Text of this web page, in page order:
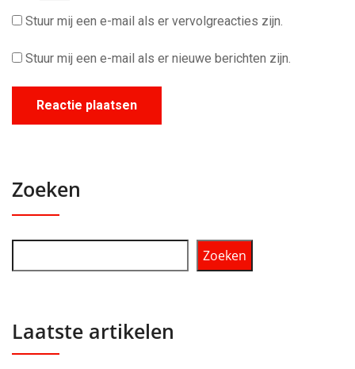
Stuur mij een e-mail als er vervolgreacties zijn.
Stuur mij een e-mail als er nieuwe berichten zijn.
Zoeken
Zoeken
Laatste artikelen